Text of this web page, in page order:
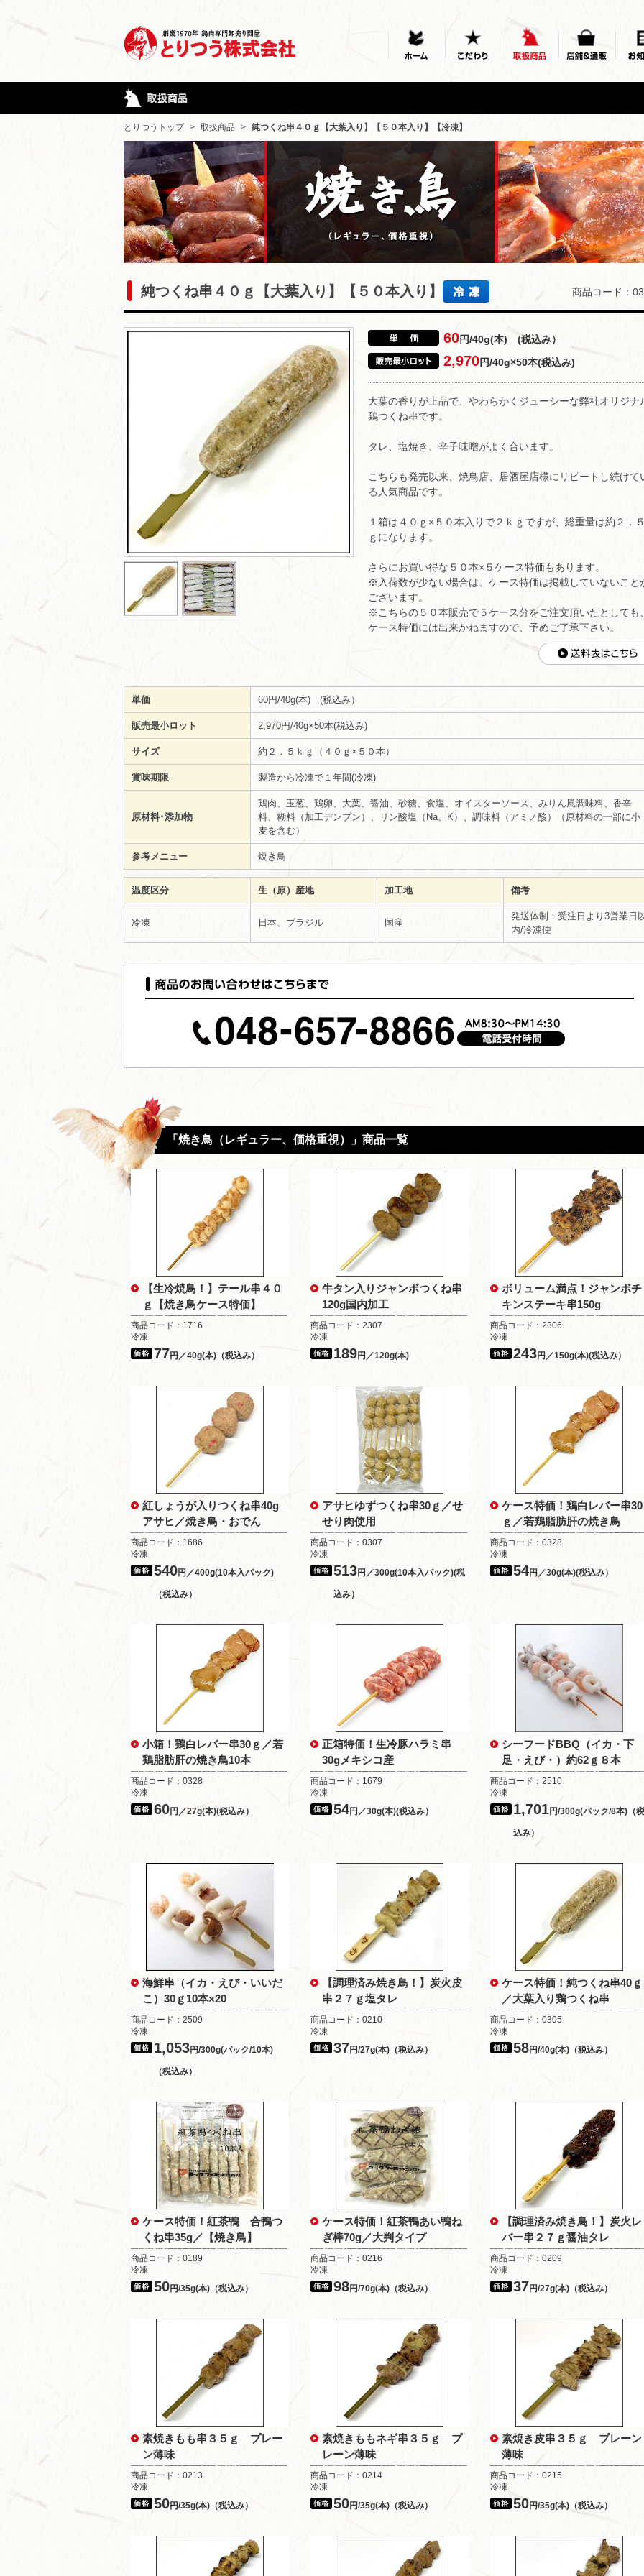
とりつうトップ > 取扱商品 > 純つくね串４０ｇ【大葉入り】【５０本入り】【冷凍】
純つくね串４０ｇ【大葉入り】【５０本入り】 商品コード：
60円/40g(本) (税込み）
2,970円/40g×50本(税込み)
大葉の香りが上品で、やわらかくジューシーな弊社オリジナ
鶏つくね串です。
タレ、塩焼き、辛子味噌がよく合います。
こちらも発売以来、焼鳥店、居酒屋店様にリピートし続けて
る人気商品です。
１箱は４０ｇ×５０本入りで２ｋｇですが、総重量は約２．
ｇになります。
さらにお買い得な５０本×５ケース特価もあります。
※入荷数が少ない場合は、ケース特価は掲載していないこと
ございます。
※こちらの５０本販売で５ケース分をご注文頂いたとしても
ケース特価には出来かねますので、予めご了承下さい。
単価 60円/40g(本) (税込み）
販売最小ロット 2,970円/40g×50本(税込み)
サイズ 約２．５ｋｇ（４０ｇ×５０本）
賞味期限 製造から冷凍で１年間(冷凍)
原材料･添加物
鶏肉、玉葱、鶏卵、大葉、醤油、砂糖、食塩、オイスターソース、みりん風調味料、香辛
料、糊料（加工デンプン）、リン酸塩（Na、K）、調味料（アミノ酸）（原材料の一部に小
麦を含む）
参考メニュー 焼き鳥
温度区分 生（原）産地 加工地 備考
冷凍 日本、ブラジル 国産
発送体制：受注日より3営業日
内/冷凍便
「焼き鳥（レギュラー、価格重視）」商品一覧
【生冷焼鳥！】テール串４０
ｇ【焼き鳥ケース特価】
商品コード：1716
冷凍
77円／40g(本)（税込み）
牛タン入りジャンボつくね串
120g国内加工
商品コード：2307
冷凍
189円／120g(本)
ボリューム満点！ジャンボチ
キンステーキ串150g
商品コード：2306
冷凍
243円／150g(本)(税込み）
紅しょうが入りつくね串40g
アサヒ／焼き鳥・おでん
商品コード：1686
冷凍
540円／400g(10本入パック)
（税込み）
アサヒゆずつくね串30ｇ／せ
せり肉使用
商品コード：0307
冷凍
513円／300g(10本入パック)(税
込み）
ケース特価！鶏白レバー串30
ｇ／若鶏脂肪肝の焼き鳥
商品コード：0328
冷凍
54円／30g(本)(税込み）
小箱！鶏白レバー串30ｇ／若
鶏脂肪肝の焼き鳥10本
商品コード：0328
冷凍
60円／27g(本)(税込み）
正箱特価！生冷豚ハラミ串
30gメキシコ産
商品コード：1679
冷凍
54円／30g(本)(税込み）
シーフードBBQ（イカ・下
足・えび・）約62ｇ８本
商品コード：2510
冷凍
1,701円/300g(パック/8本)（税
込み）
海鮮串（イカ・えび・いいだ
こ）30ｇ10本×20
商品コード：2509
冷凍
1,053円/300g(パック/10本)
（税込み）
【調理済み焼き鳥！】炭火皮
串２７ｇ塩タレ
商品コード：0210
冷凍
37円/27g(本)（税込み）
ケース特価！純つくね串40ｇ
／大葉入り鶏つくね串
商品コード：0305
冷凍
58円/40g(本)（税込み）
ケース特価！紅茶鴨 合鴨つ
くね串35g／【焼き鳥】
商品コード：0189
冷凍
50円/35g(本)（税込み）
ケース特価！紅茶鴨あい鴨ね
ぎ棒70g／大判タイプ
商品コード：0216
冷凍
98円/70g(本)（税込み）
【調理済み焼き鳥！】炭火レ
バー串２７ｇ醤油タレ
商品コード：0209
冷凍
37円/27g(本)（税込み）
素焼きもも串３５ｇ プレー
ン薄味
商品コード：0213
冷凍
50円/35g(本)（税込み）
素焼きももネギ串３５ｇ プ
レーン薄味
商品コード：0214
冷凍
50円/35g(本)（税込み）
素焼き皮串３５ｇ プレーン
薄味
商品コード：0215
冷凍
50円/35g(本)（税込み）